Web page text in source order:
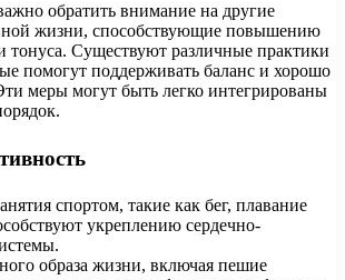
обратить внимание на другие
жизни, способствующие повышению
тонуса. Существуют различные практики
помогут поддерживать баланс и хорошо
меры могут быть легко интегрированы
спортом, такие как бег, плавание
укреплению сердечно-
образа жизни, включая пешие